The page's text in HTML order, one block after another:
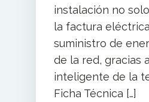
instalación no
la factura
suministro de
de la red, gracias
inteligente de la
Ficha Técnica […]